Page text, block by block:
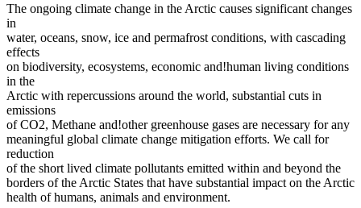
The ongoing climate change in the Arctic causes significant changes
in
water, oceans, snow, ice and permafrost conditions, with cascading
effects
on biodiversity, ecosystems, economic and!human living conditions
in the
Arctic with repercussions around the world, substantial cuts in
emissions
of CO2, Methane and!other greenhouse gases are necessary for any
meaningful global climate change mitigation efforts. We call for
reduction
of the short lived climate pollutants emitted within and beyond the
borders of the Arctic States that have substantial impact on the Arctic
health of humans, animals and environment.